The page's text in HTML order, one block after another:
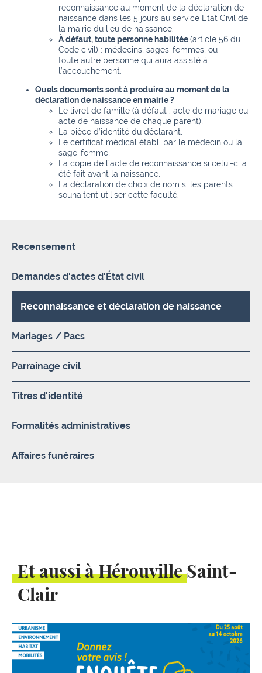
reconnaissance au moment de la déclaration de
naissance dans les 5 jours au service Etat Civil de
la mairie du lieu de naissance.
À défaut, toute personne habilitée(article 56 du
Code civil) : médecins, sages-femmes, ou
toute autre personne qui aura assisté à
l’accouchement.
Quels documents sont à produire au moment de la
déclaration de naissance en mairie ?
Le livret de famille (à défaut : acte de mariage ou
acte de naissance de chaque parent),
La pièce d’identité du déclarant,
Le certificat médical établi par le médecin ou la
sage-femme,
La copie de l’acte de reconnaissance si celui-ci a
été fait avant la naissance,
La déclaration de choix de nom si les parents
souhaitent utiliser cette faculté.
Recensement
Demandes d'actes d'État civil
Reconnaissance et déclaration de naissance
Mariages / Pacs
Parrainage civil
Titres d'identité
Formalités administratives
Affaires funéraires
Et aussi à Hérouville Saint-
Clair